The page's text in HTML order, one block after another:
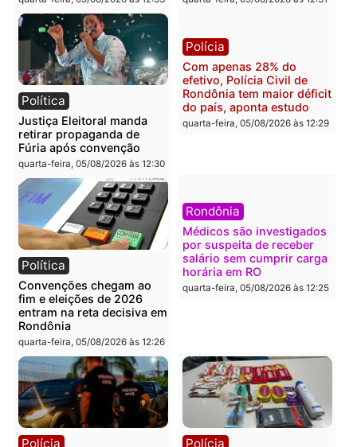
Polícia
O dinheiro do crime: PF
apreende R$ 2 milhões em
Porto Velho e expõe
esquema milionário de
lavagem
quarta-feira, 05/08/2026 às 12:46
Brasil
Confronto durante
Política
Flávio Bolsonaro escolhe
Alfredo Gaspar para vice
em chapa pura do PL
quarta-feira, 05/08/2026 às 12:33
em 2026
quarta-feira, 05/08/2026 às
Polícia